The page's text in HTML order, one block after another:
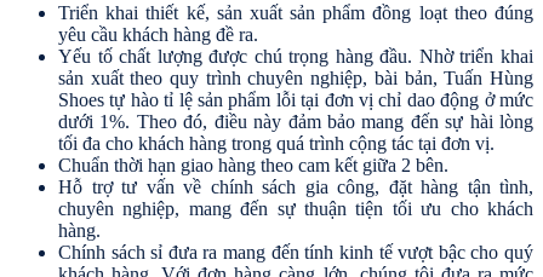
Triển khai thiết kế, sản xuất sản phẩm đồng loạt theo đúng
yêu cầu khách hàng đề ra.
Yếu tố chất lượng được chú trọng hàng đầu. Nhờ triển khai
sản xuất theo quy trình chuyên nghiệp, bài bản, Tuấn Hùng
Shoes tự hào tỉ lệ sản phẩm lỗi tại đơn vị chỉ dao động ở mức
dưới 1%. Theo đó, điều này đảm bảo mang đến sự hài lòng
tối đa cho khách hàng trong quá trình cộng tác tại đơn vị.
Chuẩn thời hạn giao hàng theo cam kết giữa 2 bên.
Hỗ trợ tư vấn về chính sách gia công, đặt hàng tận tình,
chuyên nghiệp, mang đến sự thuận tiện tối ưu cho khách
hàng.
Chính sách sỉ đưa ra mang đến tính kinh tế vượt bậc cho quý